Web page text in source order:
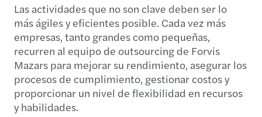
Las actividades que no son clave deben ser lo
más ágiles y eficientes posible. Cada vez más
empresas, tanto grandes como pequeñas,
recurren al equipo de outsourcing de Forvis
Mazars para mejorar su rendimiento, asegurar los
procesos de cumplimiento, gestionar costos y
proporcionar un nivel de flexibilidad en recursos
y habilidades.